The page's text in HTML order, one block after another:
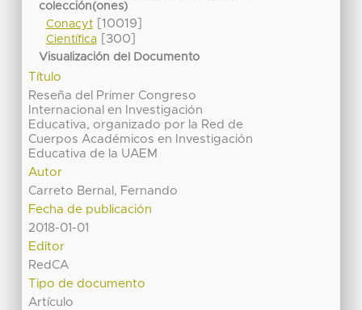
colección(ones)
Conacyt[10019]
Científica[300]
Visualización del Documento
Título
Reseña del Primer Congreso
Internacional en Investigación
Educativa, organizado por la Red de
Cuerpos Académicos en Investigación
Educativa de la UAEM
Autor
Carreto Bernal, Fernando
Fecha de publicación
2018-01-01
Editor
RedCA
Tipo de documento
Artículo